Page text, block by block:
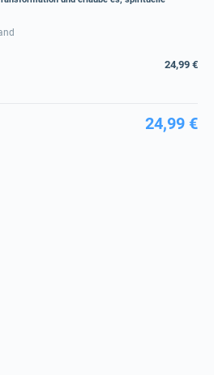
24,99 €
24,99 €